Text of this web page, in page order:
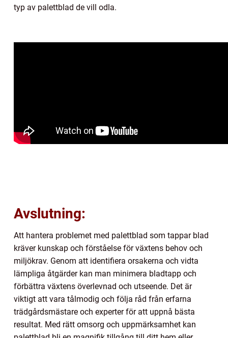
typ av palettblad de vill odla.
Avslutning:
Att hantera problemet med palettblad som tappar blad
kräver kunskap och förståelse för växtens behov och
miljökrav. Genom att identifiera orsakerna och vidta
lämpliga åtgärder kan man minimera bladtapp och
förbättra växtens överlevnad och utseende. Det är
viktigt att vara tålmodig och följa råd från erfarna
trädgårdsmästare och experter för att uppnå bästa
resultat. Med rätt omsorg och uppmärksamhet kan